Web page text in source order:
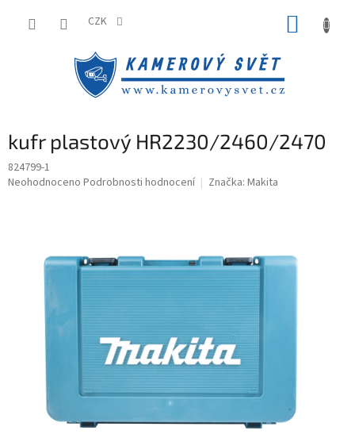
CZK
kufr plastový HR2230/2460/2470
824799-1
Průměrné
Neohodnoceno Podrobnosti hodnocení Značka: Makita